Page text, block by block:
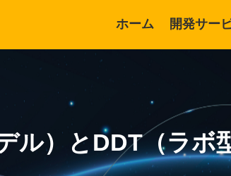
ホーム 開発サー
ル）とDDT（ラ
開発サービス
ソフトウェア開発
リ